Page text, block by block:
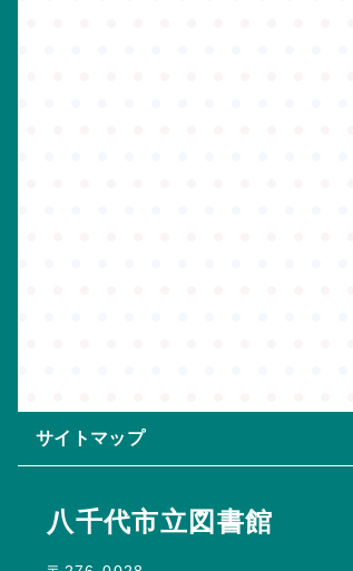
サイトマップ
八千代市立図書館